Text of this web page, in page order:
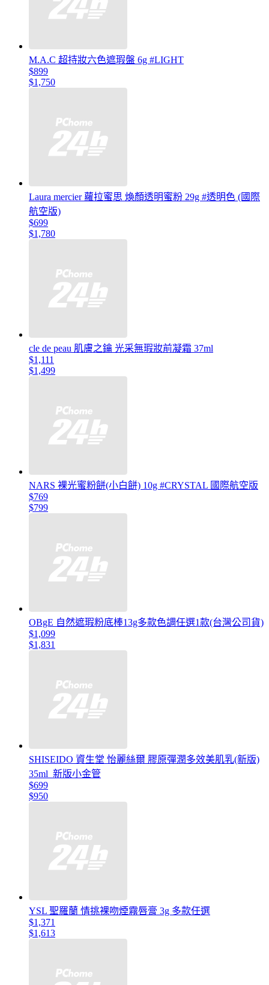
M.A.C 超持妝六色遮瑕盤 6g #LIGHT
$899
$1,750
Laura mercier 蘿拉蜜思 煥顏透明蜜粉 29g #透明色 (國際
航空版)
$699
$1,780
cle de peau 肌膚之鑰 光采無瑕妝前凝霜 37ml
$1,111
$1,499
NARS 裸光蜜粉餅(小白餅) 10g #CRYSTAL 國際航空版
$769
$799
OBgE 自然遮瑕粉底棒13g多款色調任選1款(台灣公司貨)
$1,099
$1,831
SHISEIDO 資生堂 怡麗絲爾 膠原彈潤多效美肌乳(新版)
35ml_新版小金管
$699
$950
YSL 聖羅蘭 情挑裸吻煙霧唇膏 3g 多款任選
$1,371
$1,613